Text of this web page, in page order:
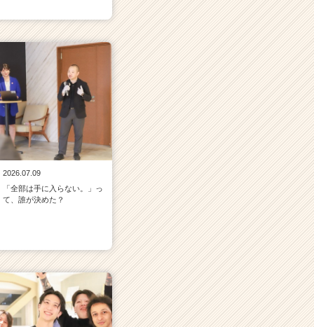
2026.07.09
「全部は手に入らない。」っ
て、誰が決めた？